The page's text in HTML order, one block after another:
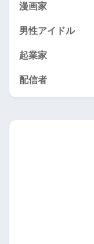
漫画家
男性アイドル
起業家
配信者